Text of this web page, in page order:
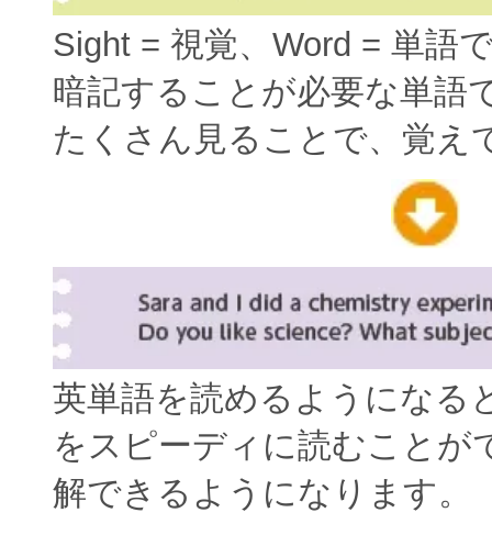
Sight = 視覚、Word = 単語
暗記することが必要な単語
たくさん見ることで、覚え
英単語を読めるようになる
をスピーディに読むことが
解できるようになります。